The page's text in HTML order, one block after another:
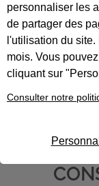
POSER
ET
TUILES
personnaliser les
de partager des
l'utilisation du
mois. Vous
cliquant sur
Consulter notre